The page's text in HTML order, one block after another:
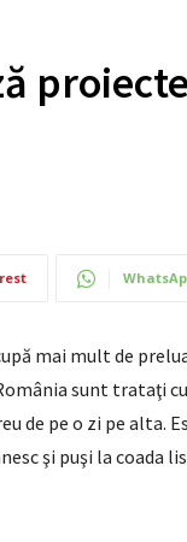
mai mult de
sunt trataţi
de pe o zi pe alta.
şi puşi la coada